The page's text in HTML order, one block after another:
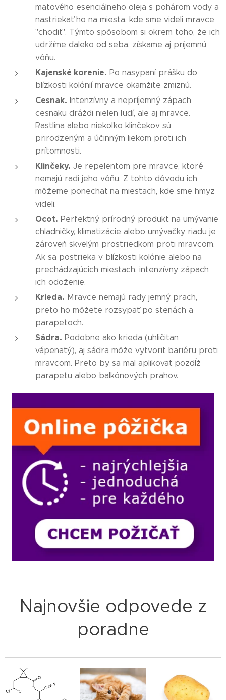
mätového esenciálneho oleja s pohárom vody a
nastriekať ho na miesta, kde sme videli mravce
"chodiť". Týmto spôsobom si okrem toho, že ich
udržíme ďaleko od seba, získame aj príjemnú
vôňu.
Kajenské korenie. Po nasypaní prášku do
blízkosti kolónií mravce okamžite zmiznú.
Cesnak. Intenzívny a nepríjemný zápach
cesnaku dráždi nielen ľudí, ale aj mravce.
Rastlina alebo niekoľko klinčekov sú
prirodzeným a účinným liekom proti ich
prítomnosti.
Klinčeky. Je repelentom pre mravce, ktoré
nemajú radi jeho vôňu. Z tohto dôvodu ich
môžeme ponechať na miestach, kde sme hmyz
videli.
Ocot. Perfektný prírodný produkt na umývanie
chladničky, klimatizácie alebo umývačky riadu je
zároveň skvelým prostriedkom proti mravcom.
Ak sa postrieka v blízkosti kolónie alebo na
prechádzajúcich miestach, intenzívny zápach
ich odoženie.
Krieda. Mravce nemajú rady jemný prach,
preto ho môžete rozsypať po stenách a
parapetoch.
Sádra. Podobne ako krieda (uhličitan
vápenatý), aj sádra môže vytvoriť bariéru proti
mravcom. Preto by sa mal aplikovať pozdĺž
parapetu alebo balkónových prahov.
Najnovšie odpovede z
poradne